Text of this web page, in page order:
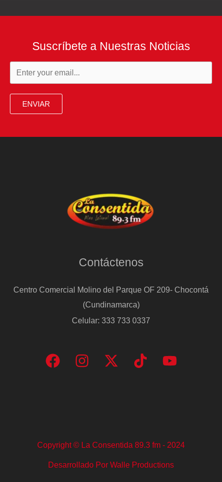
Suscríbete a Nuestras Noticias
ENVIAR
Contáctenos
Centro Comercial Molino del Parque OF 209- Chocontá
(Cundinamarca)
Celular: 333 733 0337
Copyright © La Consentida 89.3 fm - 2024
Desarrollado Por Walle Productions